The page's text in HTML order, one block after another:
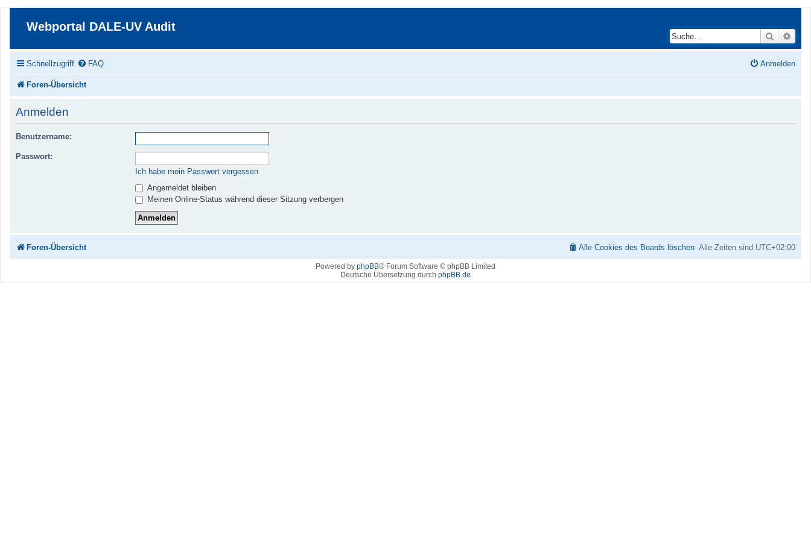
Webportal DALE-UV Audit
Suche
Schnellzugriff FAQ Anmelden
Foren-Übersicht
Anmelden
Benutzername:
Passwort:
Ich habe mein Passwort vergessen
Angemeldet bleiben
Meinen Online-Status während dieser Sitzung verbergen
Foren-Übersicht Alle Zeiten sind UTC+02:00
Alle Cookies des Boards löschen
Powered by phpBB® Forum Software © phpBB Limited
Deutsche Übersetzung durch phpBB.de